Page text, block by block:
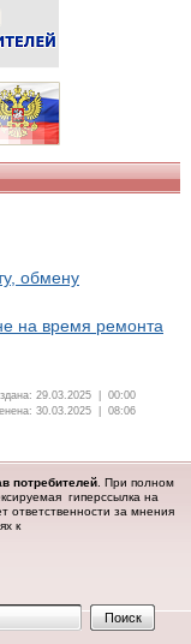
обмену
на время ремонта
29.03.2025 | 00:00
30.03.2025 | 08:06
потребителей . При полном
гиперссылка на
ответственности за мнения
к